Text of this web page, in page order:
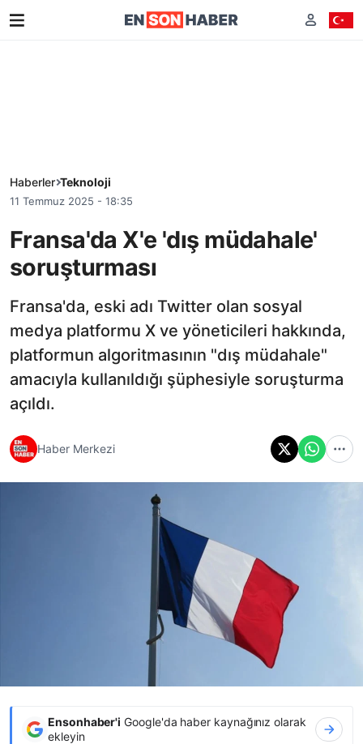
Haberler Teknoloji
11 Temmuz 2025 - 18:35
Fransa'da X'e 'dış müdahale'
soruşturması
Fransa'da, eski adı Twitter olan sosyal
medya platformu X ve yöneticileri hakkında,
platformun algoritmasının "dış müdahale"
amacıyla kullanıldığı şüphesiyle soruşturma
açıldı.
Haber Merkezi
Ensonhaber'i Google'da haber kaynağınız olarak
ekleyin